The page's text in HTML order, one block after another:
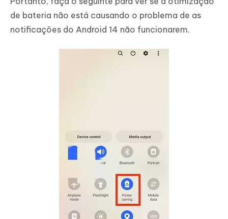
de bateria não está causando o problema de as
notificações do Android 14 não funcionarem.